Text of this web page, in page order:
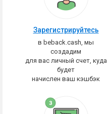
Зарегистрируйтесь
в beback.cash, мы
создадим
для вас личный счет, куда
будет
начислен ваш кэшбэк